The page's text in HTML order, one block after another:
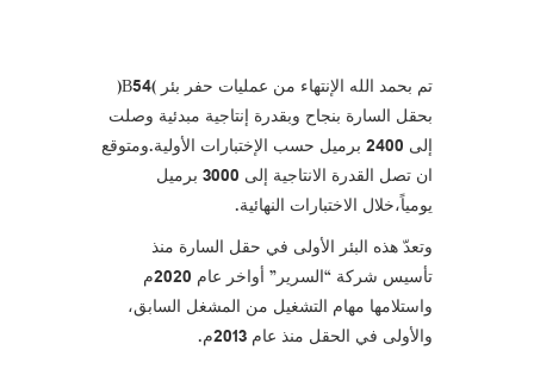
متوقعة تصل
إلى 3000
برميل يومياً
تم بحمد الله الإنتهاء من عمليات حفر بئر (B54)
بحقل السارة بنجاح وبقدرة إنتاجية مبدئية وصلت
إلى 2400 برميل حسب الإختبارات الأولية.ومتوقع
ان تصل القدرة الانتاجية إلى 3000 برميل
يومياً،خلال الاختبارات النهائية.
وتعدّ هذه البئر الأولى في حقل السارة منذ
تأسيس شركة “السرير” أواخر عام 2020م
واستلامها مهام التشغيل من المشغل السابق،
والأولى في الحقل منذ عام 2013م.